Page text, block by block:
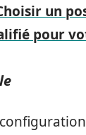
un
pour